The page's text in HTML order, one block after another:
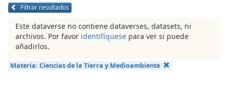
Filtrar resultados
Este dataverse no contiene dataverses, datasets, ni
archivos. Por favor identifíquese para ver si puede
añadirlos.
Materia: Ciencias de la Tierra y Medioambiente